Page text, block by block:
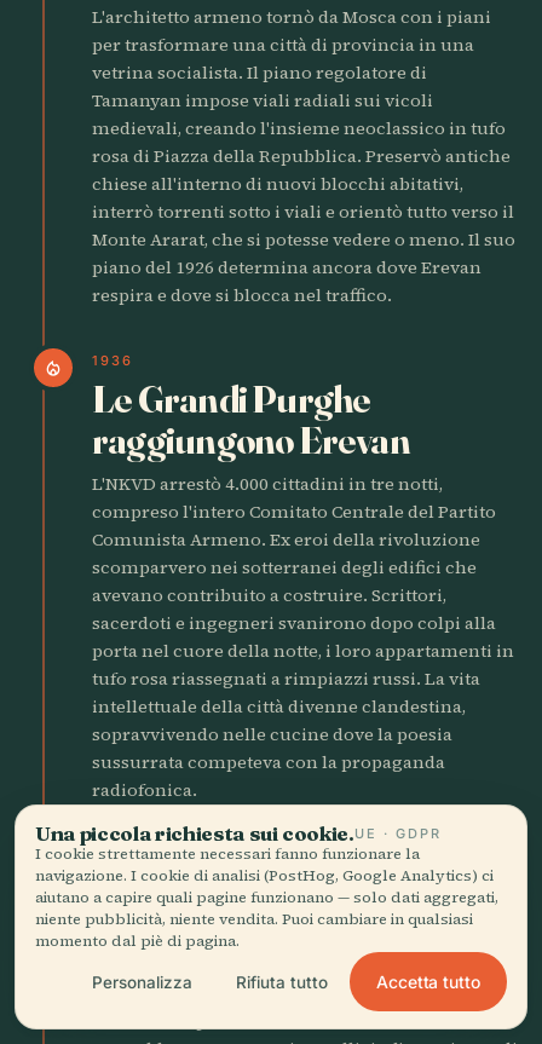
L'architetto armeno tornò da Mosca con i piani
per trasformare una città di provincia in una
vetrina socialista. Il piano regolatore di
Tamanyan impose viali radiali sui vicoli
medievali, creando l'insieme neoclassico in tufo
rosa di Piazza della Repubblica. Preservò antiche
chiese all'interno di nuovi blocchi abitativi,
interrò torrenti sotto i viali e orientò tutto verso il
Monte Ararat, che si potesse vedere o meno. Il suo
piano del 1926 determina ancora dove Erevan
respira e dove si blocca nel traffico.
local_fire_department 1936
Le Grandi Purghe
raggiungono Erevan
L'NKVD arrestò 4.000 cittadini in tre notti,
compreso l'intero Comitato Centrale del Partito
Comunista Armeno. Ex eroi della rivoluzione
scomparvero nei sotterranei degli edifici che
avevano contribuito a costruire. Scrittori,
sacerdoti e ingegneri svanirono dopo colpi alla
porta nel cuore della notte, i loro appartamenti in
tufo rosa riassegnati a rimpiazzi russi. La vita
intellettuale della città divenne clandestina,
sopravvivendo nelle cucine dove la poesia
sussurrata competeva con la propaganda
radiofonica.
science 1941
Apre l'Istituto di Fisica
Artem Alikhanian fondò l'Istituto di Fisica di
Erevan in un monastero convertito, portando la
ricerca nucleare in una città senza elettricità
Una piccola richiesta sui cookie.UE · GDPR
I cookie strettamente necessari fanno funzionare la
navigazione. I cookie di analisi (PostHog, Google Analytics) ci
aiutano a capire quali pagine funzionano — solo dati aggregati,
niente pubblicità, niente vendita. Puoi cambiare in qualsiasi
momento dal piè di pagina.
Personalizza Rifiuta tutto Accetta tutto